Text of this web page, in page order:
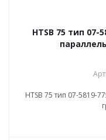
НТSB 75 тип 07-
НТSB 75 тип 07-5819-